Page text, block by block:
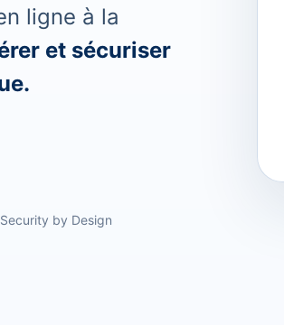
ligne à la
et sécuriser
Security by Design